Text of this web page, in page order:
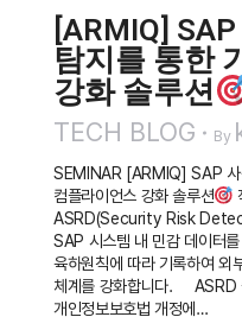
[ARMIQ]
탐지를 통한
강화 솔루션
TECH BLOG By
SEMINAR [ARMIQ] SAP 사
컴플라이언스 강화 솔루션
ASRD(Security Risk
SAP 시스템 내 민감 데이터
육하원칙에 따라 기록하여 외
체계를 강화합니다. ASRD
개인정보보호법 개정에…